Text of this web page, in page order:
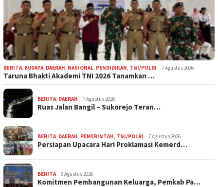
BERITA BUDAYA DAERAH NASIONAL PENDIDIKAN TNI/POLRI 7 Agustus 2026
Taruna Bhakti Akademi TNI 2026 Tanamkan …
BERITA DAERAH 7 Agustus 2026
Ruas Jalan Bangil – Sukorejo Teran…
BERITA DAERAH PEMERINTAH TNI/POLRI 7 Agustus 2026
Persiapan Upacara Hari Proklamasi Kemerd…
BERITA 6 Agustus 2026
Komitmen Pembangunan Keluarga, Pemkab Pa…